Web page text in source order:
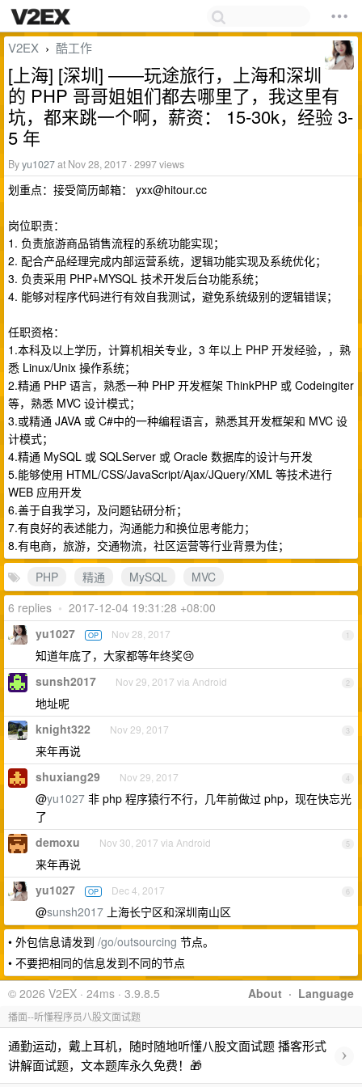
V2EX › 酷工作
[上海] [深圳] ——玩途旅行，上海和深圳
的 PHP 哥哥姐姐们都去哪里了，我这里有
坑，都来跳一个啊，薪资： 15-30k，经验 3-
5 年
Byyu1027at Nov 28, 2017 · 2997 views
划重点：接受简历邮箱： yxx@hitour.cc
岗位职责：
1. 负责旅游商品销售流程的系统功能实现；
2. 配合产品经理完成内部运营系统，逻辑功能实现及系统优化；
3. 负责采用 PHP+MYSQL 技术开发后台功能系统；
4. 能够对程序代码进行有效自我测试，避免系统级别的逻辑错误；
任职资格：
1.本科及以上学历，计算机相关专业，3 年以上 PHP 开发经验，，熟
悉 Linux/Unix 操作系统；
2.精通 PHP 语言，熟悉一种 PHP 开发框架 ThinkPHP 或 Codeingiter
等，熟悉 MVC 设计模式；
3.或精通 JAVA 或 C#中的一种编程语言，熟悉其开发框架和 MVC 设
计模式；
4.精通 MySQL 或 SQLServer 或 Oracle 数据库的设计与开发
5.能够使用 HTML/CSS/JavaScript/Ajax/JQuery/XML 等技术进行
WEB 应用开发
6.善于自我学习，及问题钻研分析；
7.有良好的表述能力，沟通能力和换位思考能力；
8.有电商，旅游，交通物流，社区运营等行业背景为佳；
PHP
精通 MySQL
MVC
6 replies • 2017-12-04 19:31:28 +08:00
1
yu1027 OP Nov 28, 2017
知道年底了，大家都等年终奖😢
2
sunsh2017 Nov 29, 2017 via Android
地址呢
3
knight322 Nov 29, 2017
来年再说
4
shuxiang29 Nov 29, 2017
@yu1027 非 php 程序猿行不行，几年前做过 php，现在快忘光
了
5
demoxu Nov 30, 2017 via Android
来年再说
6
yu1027 OP Dec 4, 2017
@sunsh2017 上海长宁区和深圳南山区
• 外包信息请发到 /go/outsourcing 节点。
• 不要把相同的信息发到不同的节点
About · Language
© 2026 V2EX · 24ms · 3.9.8.5
播面--听懂程序员八股文面试题
通勤运动，戴上耳机，随时随地听懂八股文面试题 播客形式
讲解面试题，文本题库永久免费！🎁
›